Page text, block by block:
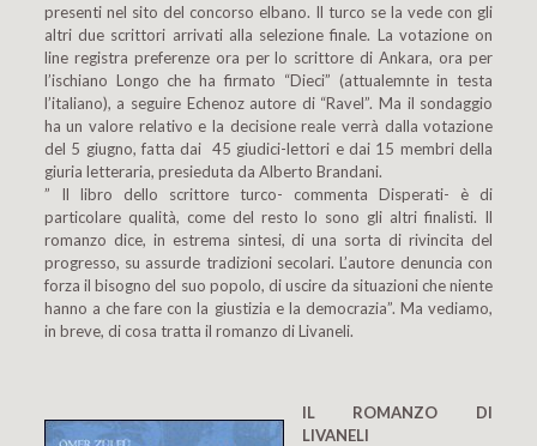
presenti nel sito del concorso elbano. Il turco se la vede con gli
altri due scrittori arrivati alla selezione finale. La votazione on
line registra preferenze ora per lo scrittore di Ankara, ora per
l’ischiano Longo che ha firmato “Dieci” (attualemnte in testa
l’italiano), a seguire Echenoz autore di “Ravel”. Ma il sondaggio
ha un valore relativo e la decisione reale verrà dalla votazione
del 5 giugno, fatta dai 45 giudici-lettori e dai 15 membri della
giuria letteraria, presieduta da Alberto Brandani.
” Il libro dello scrittore turco- commenta Disperati- è di
particolare qualità, come del resto lo sono gli altri finalisti. Il
romanzo dice, in estrema sintesi, di una sorta di rivincita del
progresso, su assurde tradizioni secolari. L’autore denuncia con
forza il bisogno del suo popolo, di uscire da situazioni che niente
hanno a che fare con la giustizia e la democrazia”. Ma vediamo,
in breve, di cosa tratta il romanzo di Livaneli.
IL ROMANZO DI
LIVANELI